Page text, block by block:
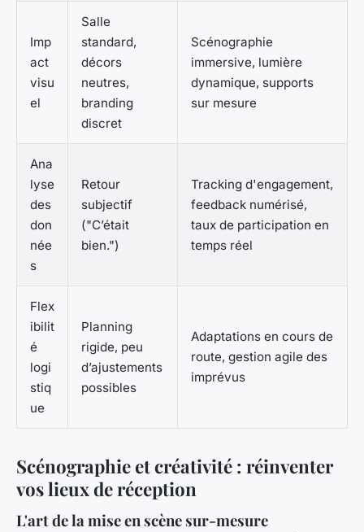
Imp
act
visu
el
Salle
standard,
décors
neutres,
branding
discret
Scénographie
immersive, lumière
dynamique, supports
sur mesure
Ana
lyse
des
don
née
s
Retour
subjectif
("C’était
bien.")
Tracking d'engagement,
feedback numérisé,
taux de participation en
temps réel
Flex
ibilit
é
logi
stiq
ue
Planning
rigide, peu
d’ajustements
possibles
Adaptations en cours de
route, gestion agile des
imprévus
Scénographie et créativité : réinventer
vos lieux de réception
L'art de la mise en scène sur-mesure